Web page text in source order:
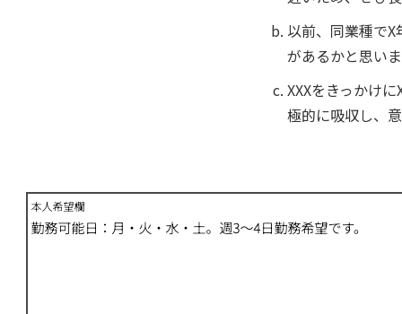
以前、同業種で
があるかと思い
XXXをきっかけ
極的に吸収し、